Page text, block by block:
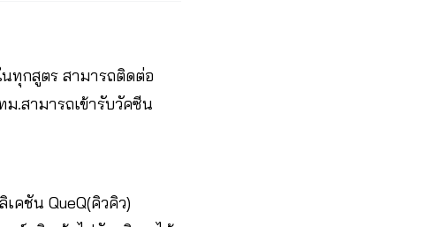
ทุกสูตร สามารถติดต่อ
.สามารถเข้ารับวัคซีน
คชัน QueQ(คิวคิว)